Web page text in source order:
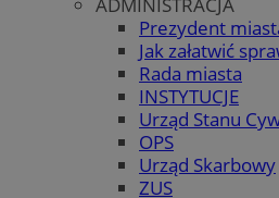
Prezydent
Jak załatwić
Rada miasta
INSTYTUCJE
Urząd Stanu
OPS
Urząd Skarbowy
ZUS